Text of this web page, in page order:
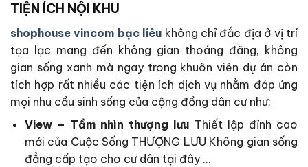
TIỆN ÍCH NỘI KHU
shophouse vincom bạc liêu không chỉ đắc địa ở vị trí
tọa lạc mang đến không gian thoáng đãng, không
gian sống xanh mà ngay trong khuôn viên dự án còn
tích hợp rất nhiều các tiện ích dịch vụ nhằm đáp ứng
mọi nhu cầu sinh sống của cộng đồng dân cư như:
View – Tầm nhìn thượng lưu Thiết lập đỉnh cao
mới của Cuộc Sống THƯỢNG LƯU Không gian sống
đẳng cấp tạo cho cư dân tại đây …